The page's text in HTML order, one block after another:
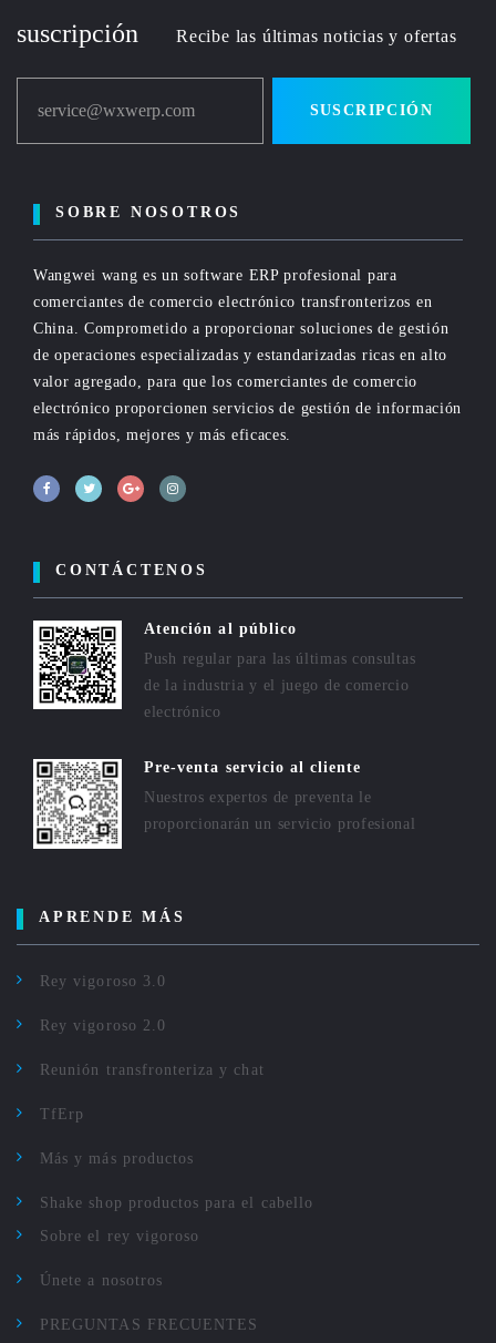
suscripción Recibe las últimas noticias y ofertas
service@wxwerp.com SUSCRIPCIÓN
SOBRE NOSOTROS
Wangwei wang es un software ERP profesional para
comerciantes de comercio electrónico transfronterizos en
China. Comprometido a proporcionar soluciones de gestión
de operaciones especializadas y estandarizadas ricas en alto
valor agregado, para que los comerciantes de comercio
electrónico proporcionen servicios de gestión de información
más rápidos, mejores y más eficaces.
CONTÁCTENOS
Atención al público
Push regular para las últimas consultas
de la industria y el juego de comercio
electrónico
Pre-venta servicio al cliente
Nuestros expertos de preventa le
proporcionarán un servicio profesional
APRENDE MÁS
Rey vigoroso 3.0
Rey vigoroso 2.0
Reunión transfronteriza y chat
TfErp
Más y más productos
Shake shop productos para el cabello
Sobre el rey vigoroso
Únete a nosotros
PREGUNTAS FRECUENTES